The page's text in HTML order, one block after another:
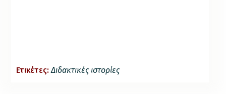
Ετικέτες: Διδακτικές ιστορίες